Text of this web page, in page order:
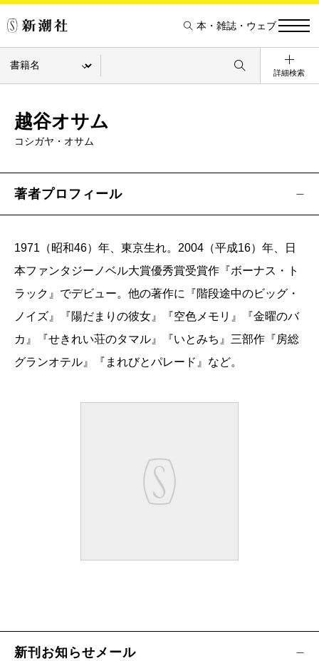
本・雑誌・ウェブ
詳細検索
越谷オサム
コシガヤ・オサム
著者プロフィール
1971（昭和46）年、東京生れ。2004（平成16）年、日
本ファンタジーノベル大賞優秀賞受賞作『ボーナス・ト
ラック』でデビュー。他の著作に『階段途中のビッグ・
ノイズ』『陽だまりの彼女』『空色メモリ』『金曜のバ
カ』『せきれい荘のタマル』『いとみち』三部作『房総
グランオテル』『まれびとパレード』など。
新刊お知らせメール